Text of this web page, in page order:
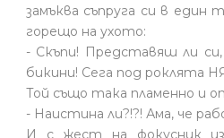
замъква съпруга си в един
горещо на ухото:
- Скъпи! Представяш ли си,
бикини! Сега под
Той също така пламенно и
- Наистина ли?!?! Ама, че
И с жест на фокусник